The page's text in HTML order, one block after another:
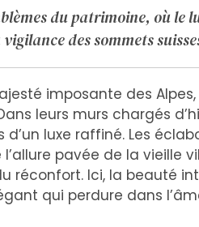
du patrimoine, où le
des sommets
imposante des
leurs murs chargés
luxe raffiné. Les
pavée de la vieille
réconfort. Ici, la beauté
qui perdure dans